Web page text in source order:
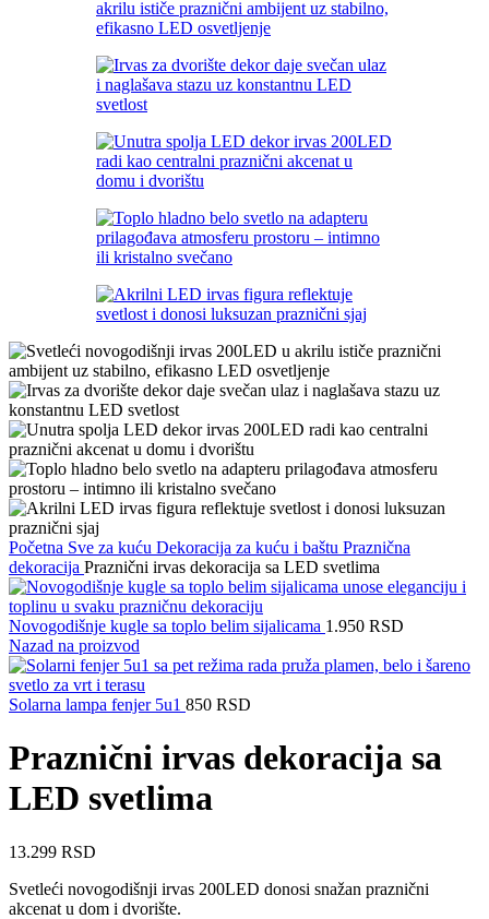
Početna Sve za kuću Dekoracija za kuću i baštu Praznična
dekoracija Praznični irvas dekoracija sa LED svetlima
Novogodišnje kugle sa toplo belim sijalicama 1.950 RSD
Nazad na proizvod
Solarna lampa fenjer 5u1 850 RSD
Praznični irvas dekoracija sa
LED svetlima
13.299 RSD
Svetleći novogodišnji irvas 200LED donosi snažan praznični
akcenat u dom i dvorište.